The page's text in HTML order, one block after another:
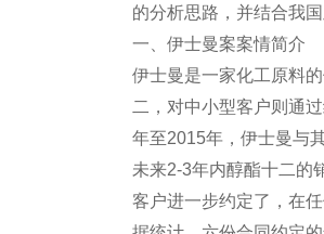
的分析思路，并结合我
一、伊士曼案案情简介
伊士曼是一家化工原料
二，对中小型客户则通
年至2015年，伊士曼与
未来2-3年内醇酯十二的
客户进一步约定了，在